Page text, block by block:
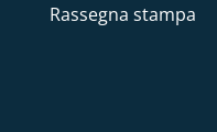
Rassegna stampa